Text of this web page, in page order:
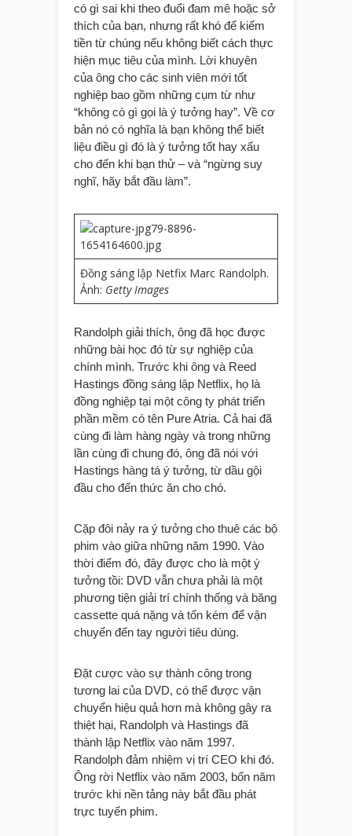
có gì sai khi theo đuổi đam mê hoặc sở
thích của bạn, nhưng rất khó để kiếm
tiền từ chúng nếu không biết cách thực
hiện mục tiêu của mình. Lời khuyên
của ông cho các sinh viên mới tốt
nghiệp bao gồm những cụm từ như
“không có gì gọi là ý tưởng hay”. Về cơ
bản nó có nghĩa là bạn không thể biết
liệu điều gì đó là ý tưởng tốt hay xấu
cho đến khi bạn thử – và “ngừng suy
nghĩ, hãy bắt đầu làm”.
Đồng sáng lập Netfix Marc Randolph.
Ảnh: Getty Images
Randolph giải thích, ông đã học được
những bài học đó từ sự nghiệp của
chính mình. Trước khi ông và Reed
Hastings đồng sáng lập Netflix, họ là
đồng nghiệp tại một công ty phát triển
phần mềm có tên Pure Atria. Cả hai đã
cùng đi làm hàng ngày và trong những
lần cùng đi chung đó, ông đã nói với
Hastings hàng tá ý tưởng, từ dầu gội
đầu cho đến thức ăn cho chó.
Cặp đôi nảy ra ý tưởng cho thuê các bộ
phim vào giữa những năm 1990. Vào
thời điểm đó, đây được cho là một ý
tưởng tồi: DVD vẫn chưa phải là một
phương tiện giải trí chính thống và băng
cassette quá nặng và tốn kém để vận
chuyển đến tay người tiêu dùng.
Đặt cược vào sự thành công trong
tương lai của DVD, có thể được vận
chuyển hiệu quả hơn mà không gây ra
thiệt hại, Randolph và Hastings đã
thành lập Netflix vào năm 1997.
Randolph đảm nhiệm vị trí CEO khi đó.
Ông rời Netflix vào năm 2003, bốn năm
trước khi nền tảng này bắt đầu phát
trực tuyến phim.